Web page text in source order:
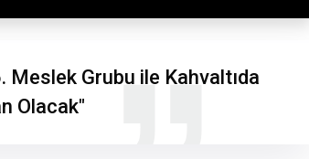
Meslek Grubu ile Kahvaltıda
Olacak"